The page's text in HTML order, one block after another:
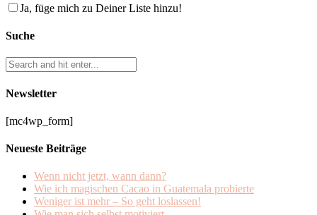
Ja, füge mich zu Deiner Liste hinzu!
Suche
Newsletter
[mc4wp_form]
Neueste Beiträge
Wenn nicht jetzt, wann dann?
Wie ich magischen Cacao in Guatemala probierte
Weniger ist mehr – So geht loslassen!